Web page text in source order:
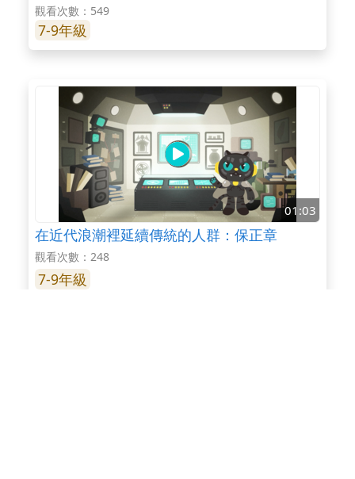
觀看次數：549
7-9年級
01:03
在近代浪潮裡延續傳統的人群：保正章
觀看次數：248
7-9年級